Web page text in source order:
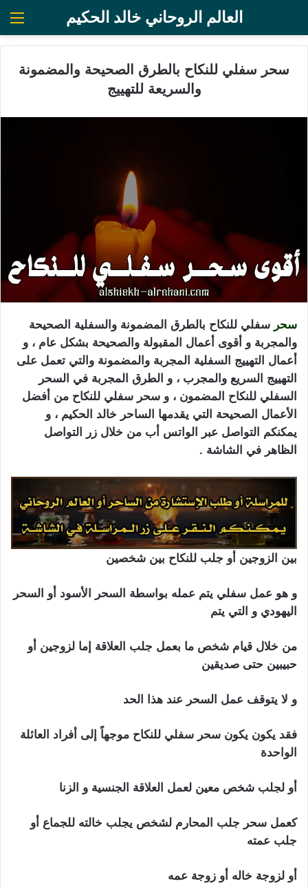
العالم الروحاني خالد الحكيم
سحر سفلي للنكاح بالطرق الصحيحة والمضمونة
والسريعة للتهييج
سحر سفلي للنكاح بالطرق المضمونة والسفلية الصحيحة
والمجربة و أقوى أعمال المقبولة والصحيحة بشكل عام ، و
أعمال التهييج السفلية المجربة والمضمونة والتي تعمل على
التهييج السريع والمجرب ، و الطرق المجربة في السحر
السفلي للنكاح المضمون ، و سحر سفلي للنكاح من أفضل
الأعمال الصحيحة التي يقدمها الساحر خالد الحكيم ، و
يمكنكم التواصل عبر الواتس أب من خلال زر التواصل
الظاهر في الشاشة .
بين الزوجين أو جلب للنكاح بين شخصين
و هو عمل سفلي يتم عمله بواسطة السحر الأسود أو السحر
اليهودي و التي يتم
من خلال قيام شخص ما بعمل جلب العلاقة إما لزوجين أو
حبيبين حتى صديقين
و لا يتوقف عمل السحر عند هذا الحد
فقد يكون يكون سحر سفلي للنكاح موجهاً إلى أفراد العائلة
الواحدة
أو لجلب شخص معين لعمل العلاقة الجنسية و الزنا
كعمل سحر جلب المحارم لشخص يجلب خالته للجماع أو
جلب عمته
أو لزوجة خاله أو زوجة عمه